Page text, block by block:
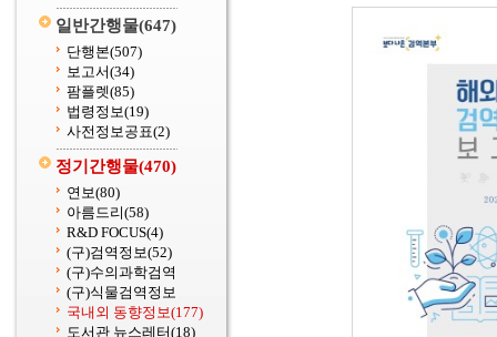
일반간행물(647)
단행본(507)
보고서(34)
팜플렛(85)
법령정보(19)
사전정보공표(2)
정기간행물(470)
연보(80)
아름드리(58)
R&D FOCUS(4)
(구)검역정보(52)
(구)수의과학검역
(구)식물검역정보
국내외 동향정보(177)
도서관 뉴스레터(18)